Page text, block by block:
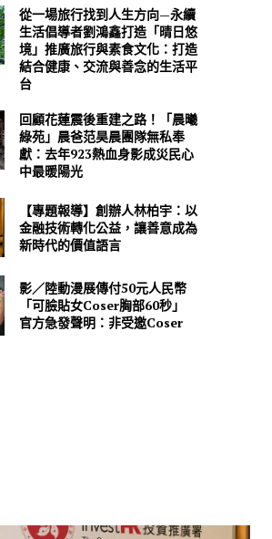
從一場旅行找到人生方向—永續
生活倡導者劉鴻鑫打造「晴日悠
境」推廣旅行與素食文化：打造
結合健康、交流與善念的生活平
台
回顧花蓮震後重建之路！「晨曦
綠苑」晨爸范昊晨團隊無私奉
獻：去年923熱血身影成災民心
中最暖陽光
【專題報導】創辦人林柏宇：以
金融技術轉化公益，讓善意成為
新時代的價值語言
影／陸動漫展傳付50元人民幣
「可臉貼女Coser胸部60秒」
官方急發聲明：非受邀Coser